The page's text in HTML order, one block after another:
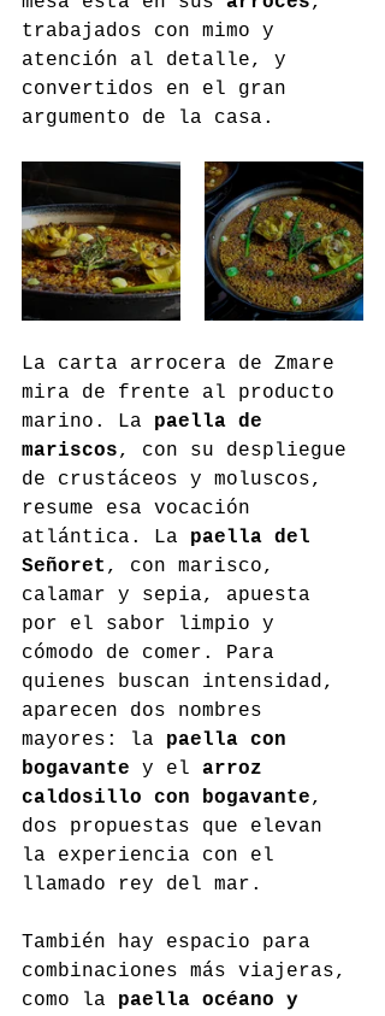
trabajados con mimo y
atención al detalle, y
convertidos en el gran
argumento de la casa.
La carta arrocera de Zmare
mira de frente al producto
marino. La paella de
mariscos, con su despliegue
de crustáceos y moluscos,
resume esa vocación
atlántica. La paella del
Señoret , con marisco,
calamar y sepia, apuesta
por el sabor limpio y
cómodo de comer. Para
quienes buscan intensidad,
aparecen dos nombres
mayores: la paella con
bogavante y el arroz
caldosillo con bogavante,
dos propuestas que elevan
la experiencia con el
llamado rey del mar.
También hay espacio para
combinaciones más viajeras,
como la paella océano y